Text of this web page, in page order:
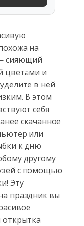
на
сияющий
цветами и
в ней
В этом
себя
скачанное
или
к дню
другому
с помощью
Эту
праздник вы
открытка